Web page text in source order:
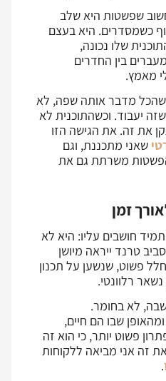
שפשטות היא שלב
כשמסדרים. היא בעצם
שלו נכונה,
בין החדרים
מאמץ.
מדבר אותה שפה, לא
יעבוד. וכשהתוכנית לא
את זה. את הגישה הזו
שאני מתכננת, וגם
משרתת גם את
זמן
חושבים עליו: היא לא
טרנד ייראה מיושן
פשוט, שנשען על תכנון
נשאר רלוונטי.
לא בחומר.
שבו הם חיים,
פשוט יותר, כי הוא זה
זה אני מביאה ללקוחות
.